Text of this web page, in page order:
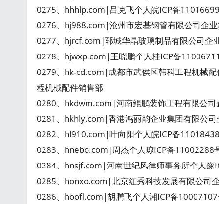
0275、hhhlp.com|吕克飞个人皖ICP备
0276、hj988.com|沧州市宏基钢管有限公司企
0277、hjrcf.com|郓城华晶玻璃制品有限公司企
0278、hjwxp.com|王晓鹏个人桂ICP备
0279、hk-cd.com|成都市武侯区韩科工程机械
程机械配件销售部
0280、hkdwm.com|河南鲲鹏装饰工程有限公
0281、hkhly.com|香港鸿丽韵企业集团有限公
0282、hl910.com|叶向阳个人皖ICP备
0283、hnebo.com|周杰个人琼ICP备11002288
0284、hnsjf.com|河南世纪风律师事务所个人豫
0285、honxo.com|北京红秀科技发展有限公司
0286、hoofl.com|胡腾飞个人湘ICP备10007107